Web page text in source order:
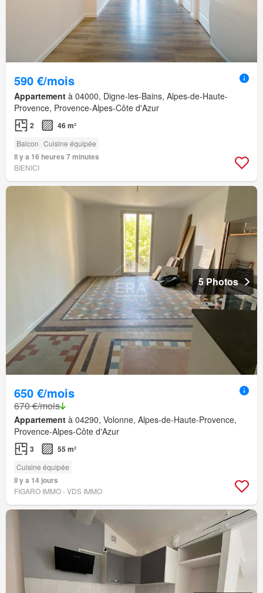
590 €/mois
Appartement à 04000, Digne-les-Bains, Alpes-de-Haute-
Provence, Provence-Alpes-Côte d'Azur
2 46 m²
Balcon Cuisine équipée
Il y a 16 heures 7 minutes
BIENICI
5 Photos
650 €/mois
670 €/mois
Appartement à 04290, Volonne, Alpes-de-Haute-Provence,
Provence-Alpes-Côte d'Azur
3 55 m²
Cuisine équipée
Il y a 14 jours
FIGARO IMMO - VDS IMMO